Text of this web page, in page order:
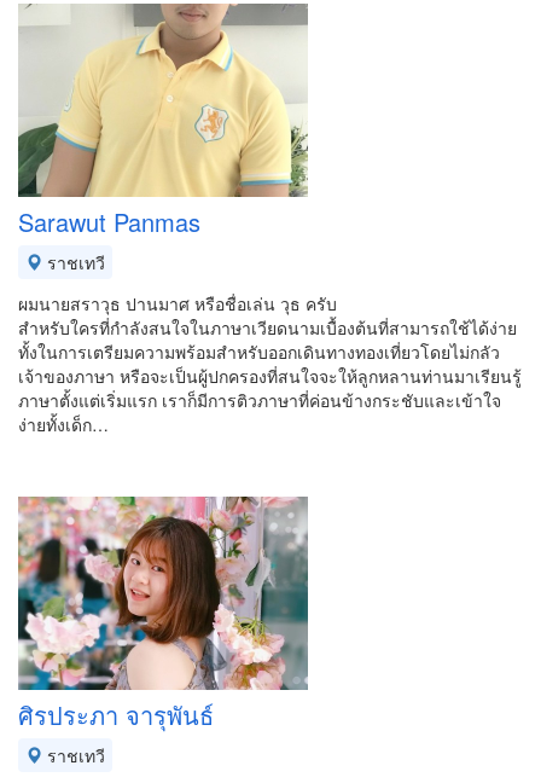
Sarawut Panmas
ราชเทวี
ผมนายสราวุธ ปานมาศ หรือชื่อเล่น วุธ ครับ
สำหรับใครที่กำลังสนใจในภาษาเวียดนามเบื้องต้นที่สามารถใช้ได้ง่าย
ทั้งในการเตรียมความพร้อมสำหรับออกเดินทางทองเที่ยวโดยไม่กลัว
เจ้าของภาษา หรือจะเป็นผู้ปกครองที่สนใจจะให้ลูกหลานท่านมาเรียนรู้
ภาษาตั้งแต่เริ่มแรก เราก็มีการติวภาษาที่ค่อนข้างกระชับและเข้าใจ
ง่ายทั้งเด็ก…
ศิรประภา จารุพันธ์
ราชเทวี